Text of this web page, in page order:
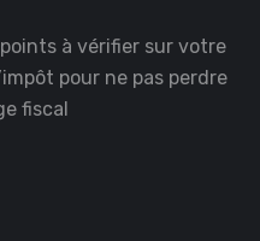
points à vérifier sur votre
pour ne pas perdre
fiscal